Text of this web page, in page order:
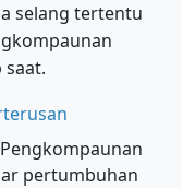
selang tertentu
Pengkompaunan
pertumbuhan